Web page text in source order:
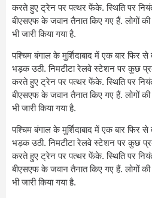
करते हुए ट्रेन पर पत्थर फेंके. स्थिति पर
बीएसएफ के जवान तैनात किए गए हैं. लोगों
भी जारी किया गया है.
पश्चिम बंगाल के मुर्शिदाबाद में एक बार फिर
भड़क उठी. निमटीटा रेलवे स्टेशन पर कुछ
करते हुए ट्रेन पर पत्थर फेंके. स्थिति पर
बीएसएफ के जवान तैनात किए गए हैं. लोगों
भी जारी किया गया है.
पश्चिम बंगाल के मुर्शिदाबाद में एक बार फिर
भड़क उठी. निमटीटा रेलवे स्टेशन पर कुछ
करते हुए ट्रेन पर पत्थर फेंके. स्थिति पर
बीएसएफ के जवान तैनात किए गए हैं. लोगों
भी जारी किया गया है.